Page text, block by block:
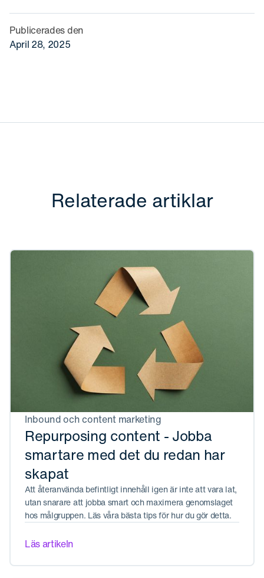
Publicerades den
April 28, 2025
Relaterade artiklar
Inbound och content marketing
Repurposing content - Jobba
smartare med det du redan har
skapat
Att återanvända befintligt innehåll igen är inte att vara lat,
utan snarare att jobba smart och maximera genomslaget
hos målgruppen. Läs våra bästa tips för hur du gör detta.
Läs artikeln